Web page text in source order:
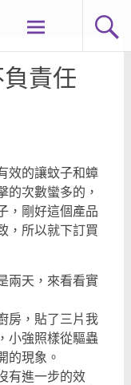
責任
效的讓蚊子和蟑
的次數蠻多的，
，剛好這個產品
，所以就下訂買
兩天，來看看實
房，貼了三片我
小強照樣從驅蟲
的現象。
有進一步的效